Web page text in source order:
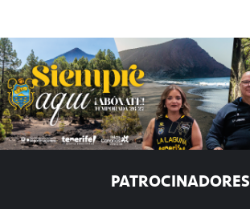
PATROCINADORES